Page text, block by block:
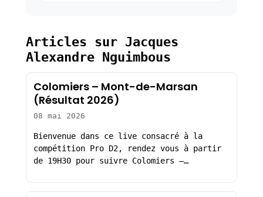
Articles sur Jacques
Alexandre Nguimbous
Colomiers – Mont-de-Marsan
(Résultat 2026)
08 mai 2026
Bienvenue dans ce live consacré à la
compétition Pro D2, rendez vous à partir
de 19H30 pour suivre Colomiers –…